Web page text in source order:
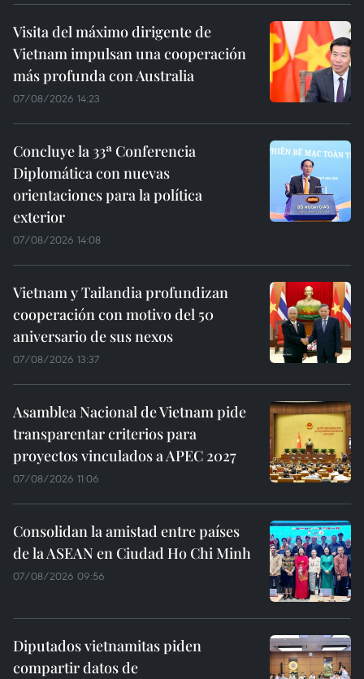
Visita del máximo dirigente de
Vietnam impulsan una cooperación
más profunda con Australia
07/08/2026 14:23
Concluye la 33ª Conferencia
Diplomática con nuevas
orientaciones para la política
exterior
07/08/2026 14:08
Vietnam y Tailandia profundizan
cooperación con motivo del 50
aniversario de sus nexos
07/08/2026 13:37
Asamblea Nacional de Vietnam pide
transparentar criterios para
proyectos vinculados a APEC 2027
07/08/2026 11:06
Consolidan la amistad entre países
de la ASEAN en Ciudad Ho Chi Minh
07/08/2026 09:56
Diputados vietnamitas piden
compartir datos de